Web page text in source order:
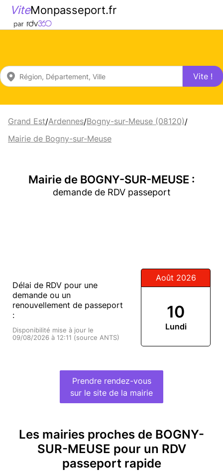
ViteMonpasseport.fr
Vite !
Grand Est/Ardennes/Bogny-sur-Meuse (08120)/
Mairie de Bogny-sur-Meuse
Mairie de BOGNY-SUR-MEUSE :
demande de RDV passeport
Délai de RDV pour une
demande ou un
renouvellement de passeport
:
Disponibilité mise à jour le
09/08/2026 à 12:11 (source ANTS)
Août 2026
10
Lundi
Prendre rendez-vous
sur le site de la mairie
Les mairies proches de BOGNY-
SUR-MEUSE pour un RDV
passeport rapide